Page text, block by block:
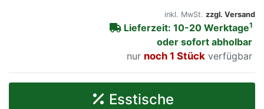
inkl. MwSt. zzgl. Versand
Lieferzeit: 10-20 Werktage1
oder sofort abholbar
nur
noch 1 Stück verfügbar
Esstische